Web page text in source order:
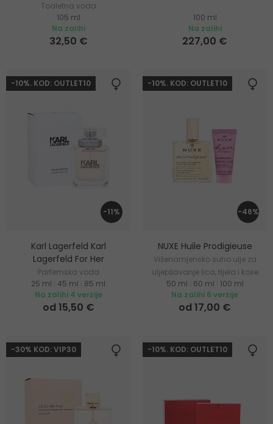
Toaletna voda
105 ml
Na zalihi
32,50 €
100 ml
Na zalihi
227,00 €
-10%. KOD: OUTLET10
-11%
Karl Lagerfeld Karl
Lagerfeld For Her
Parfemska voda
25 ml 45 ml
85 ml
Na zalihi 4 verzije
od 15,50 €
-10%. KOD: OUTLET10
-46%
NUXE Huile Prodigieuse
Višenamjensko suho ulje za
uljepšavanje lica, tijela i kose
50 ml
60 ml
100 ml
Na zalihi 6 verzije
od 17,00 €
-30% KOD: VIP30 -10%. KOD: OUTLET10